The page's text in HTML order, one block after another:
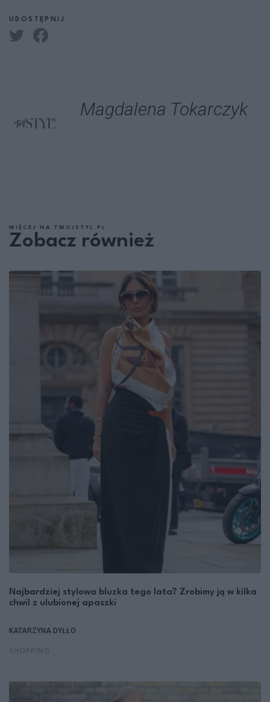
UDOSTĘPNIJ
Magdalena Tokarczyk
WIĘCEJ NA TWOJSTYL.PL
Zobacz również
Najbardziej stylowa bluzka tego lata? Zrobimy ją w kilka
chwil z ulubionej apaszki
KATARZYNA DYŁŁO